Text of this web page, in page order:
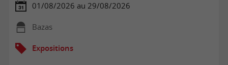
01/08/2026 au 29/08/2026
Bazas
Expositions